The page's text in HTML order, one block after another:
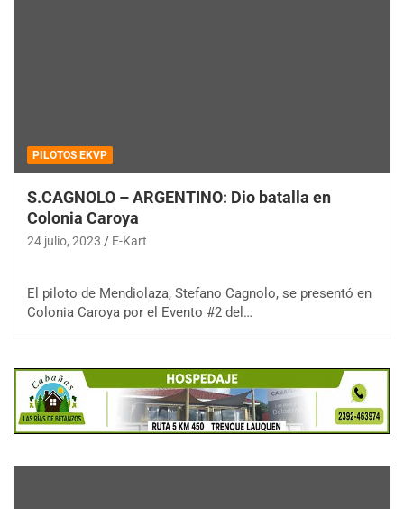
PILOTOS EKVP
S.CAGNOLO – ARGENTINO: Dio batalla en
Colonia Caroya
24 julio, 2023 E-Kart
El piloto de Mendiolaza, Stefano Cagnolo, se presentó en
Colonia Caroya por el Evento #2 del…